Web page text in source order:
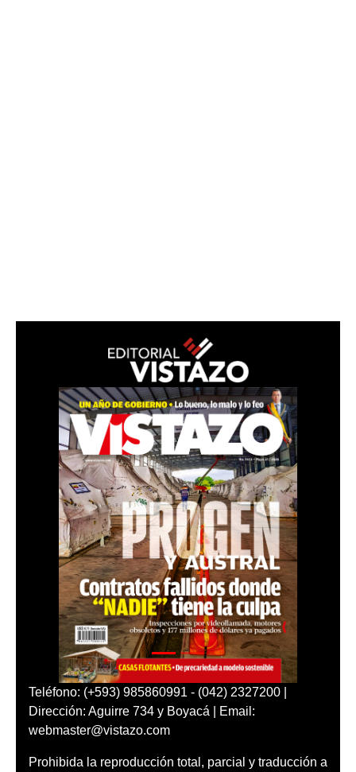
Teléfono: (+593) 985860991 - (042) 2327200 |
Dirección: Aguirre 734 y Boyacá | Email:
webmaster@vistazo.com
Prohibida la reproducción total, parcial y traducción a